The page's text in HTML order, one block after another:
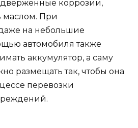
коррозии,
маслом. При
на небольшие
автомобиля также
аккумулятор, а саму
размещать так, чтобы она
перевозки